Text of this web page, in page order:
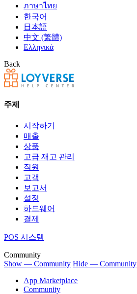
ภาษาไทย
한국어
日本語
中文 (繁體)
Ελληνικά
Back
주제
시작하기
매출
상품
고급 재고 관리
직원
고객
보고서
설정
하드웨어
결제
POS 시스템
Community
Show — Community Hide — Community
App Marketplace
Community